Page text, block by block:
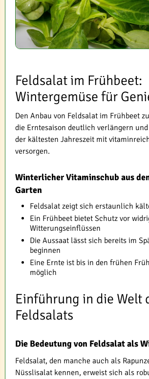
Feldsalat im Frühbeet:
Wintergemüse für
Den Anbau von Feldsalat im Frühbeet
die Erntesaison deutlich verlängern
der kältesten Jahreszeit mit
versorgen.
Winterlicher Vitaminschub aus
Garten
Feldsalat zeigt sich erstaunlich
Ein Frühbeet bietet Schutz vor
Witterungseinflüssen
Die Aussaat lässt sich bereits im
beginnen
Eine Ernte ist bis in den frühen
möglich
Einführung in die Welt
Feldsalats
Die Bedeutung von Feldsalat als
Feldsalat, den manche auch als
Nüsslisalat kennen, erweist sich als